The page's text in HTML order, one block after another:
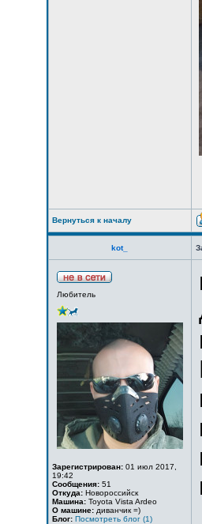
Вернуться к началу
kot_
Любитель
Зарегистрирован: 01 июл 2017,
19:42
Сообщения: 51
Откуда: Новороссийск
Машина: Toyota Vista Ardeo
О машине: диванчик =)
Блог: Посмотреть блог (1)